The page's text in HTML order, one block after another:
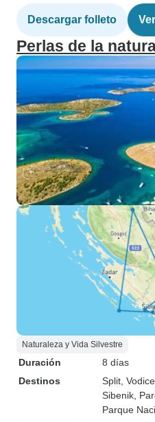
Descargar folleto
Perlas de la
Naturaleza y Vida Silvestre
Duración
8 días
Destinos
Split , Vodice
Sibenik ,
Parque